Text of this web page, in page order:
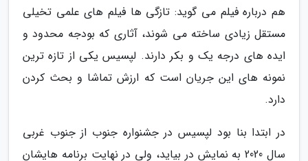
هم درباره فیلم می گوید: تازگی ها فیلم های علمی تخیلی
مستقل زیادی ساخته می شوند، آثاری که بودجه محدود و
ایده های درجه یک و بکر دارند. لپسیس یکی از تازه ترین
نمونه های این جریان است که ارزش تماشا و بحث کردن
دارد.
در ابتدا بنا بود لپسیس در جشنواره جنوب از جنوب غربی
سال 2020 به نمایش در بیاید، ولی در نهایت برنامه هایشان